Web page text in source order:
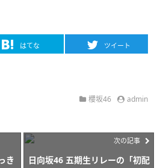
はてな ツイート
櫻坂46 admin
き
次の記事
日向坂46 五期生リレーの「初配